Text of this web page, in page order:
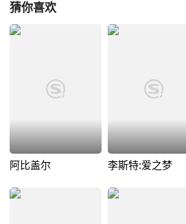
猜你喜欢
阿比盖尔 李斯特:爱之梦